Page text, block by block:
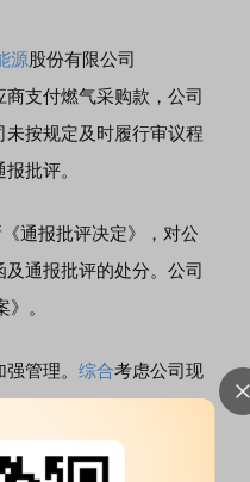
源股份有限公司
商支付燃气采购款，公司
按规定及时履行审议程
批评。
通报批评决定》，对公
通报批评的处分。公司
。
管理。 综合考虑公司现
转债”信用等级为A+。同
踪相关事项对信用等级